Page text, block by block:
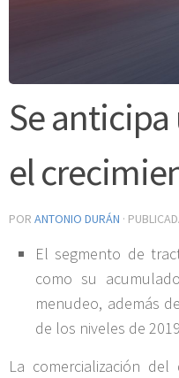
Se
el
POR ANTONIO DURÁN ·
El segmento de
como su
menudeo, además
de los niveles de
La comercialización